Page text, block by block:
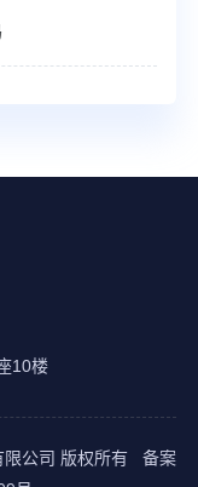
10楼
限公司 版权所有 备案